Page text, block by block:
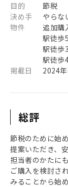
目的
節税
決め手
やらな
物件
追加購
駅徒歩
駅徒歩
駅徒歩
掲載日
2024
総評
節税のために始
提案いただき、
担当者のかたに
ご購入を検討さ
みることから始